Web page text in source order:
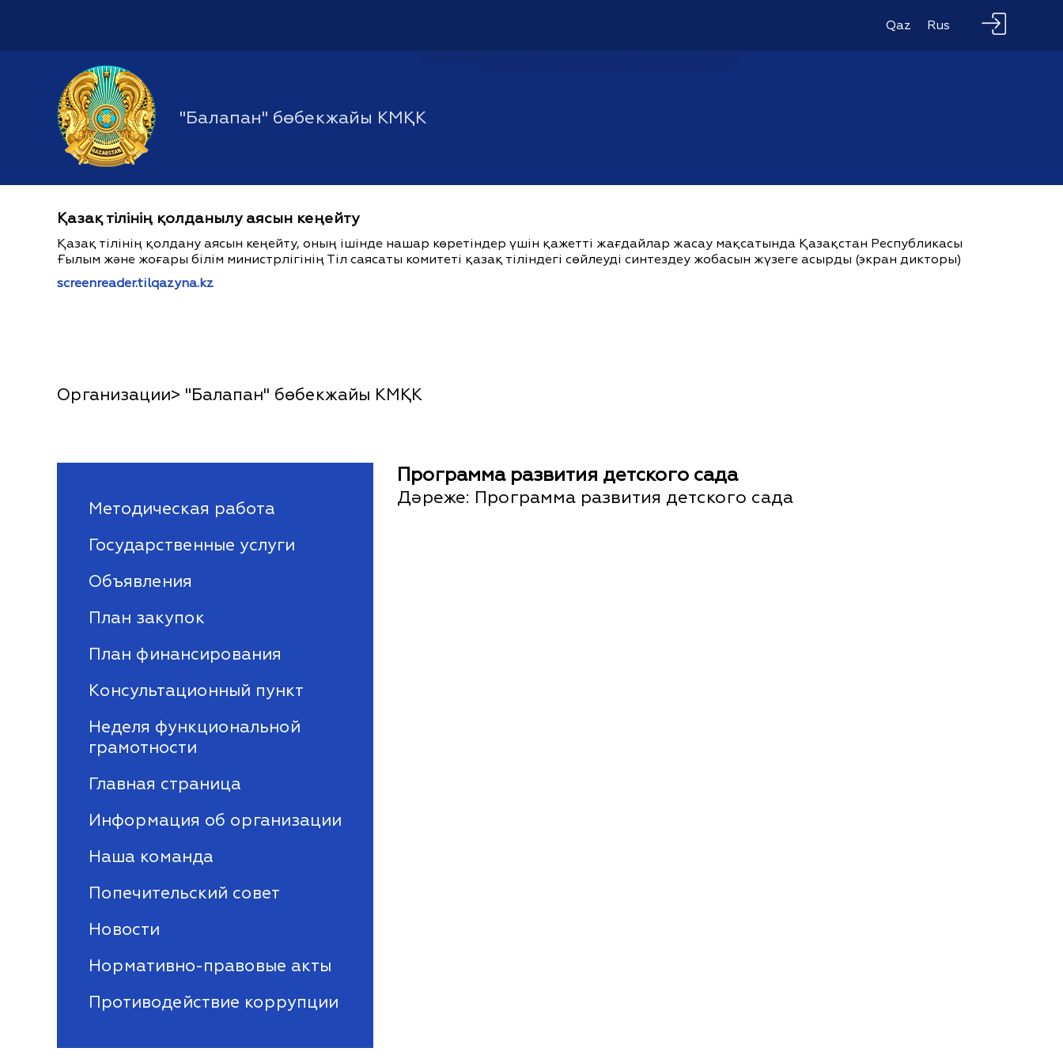
Qaz Rus
"Балапан" бөбекжайы КМҚК
Қазақ тілінің қолданылу аясын кеңейту
Қазақ тілінің қолдану аясын кеңейту, оның ішінде нашар көретіндер үшін қажетті жағдайлар жасау мақсатында Қазақстан Республикасы
Ғылым және жоғары білім министрлігінің Тіл саясаты комитеті қазақ тіліндегі сөйлеуді синтездеу жобасын жүзеге асырды (экран дикторы)
screenreader.tilqazyna.kz
Организации> "Балапан" бөбекжайы КМҚК
Методическая работа
Государственные услуги
Объявления
План закупок
План финансирования
Консультационный пункт
Неделя функциональной
грамотности
Главная страница
Информация об организации
Наша команда
Попечительский совет
Новости
Нормативно-правовые акты
Противодействие коррупции
Программа развития детского сада
Дәреже: Программа развития детского сада